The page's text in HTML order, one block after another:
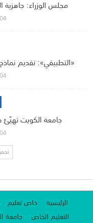
مجلس الوزراء: جاهزية
«التطبيقي»: تقديم
جامعة الكويت تهيّئ
الرئيسية خاص تعليم
التعليم الخاص
جامعة